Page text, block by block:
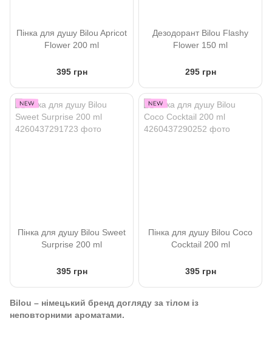
Пінка для душу Bilou Apricot
Flower 200 ml
395 грн
Дезодорант Bilou Flashy
Flower 150 ml
295 грн
Пінка для душу Bilou Sweet
Surprise 200 ml
395 грн
Пінка для душу Bilou Coco
Cocktail 200 ml
395 грн
Bilou – німецький бренд догляду за тілом із
неповторними ароматами.